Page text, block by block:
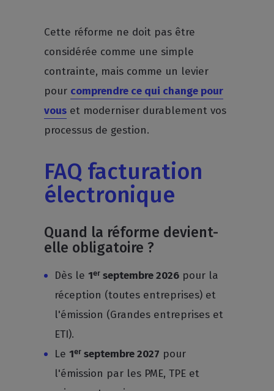
Cette réforme ne doit pas être
considérée comme une simple
contrainte, mais comme un levier
pour comprendre ce qui change pour
vous et moderniser durablement vos
processus de gestion.
FAQ facturation
électronique
Quand la réforme devient-
elle obligatoire ?
Dès le1ᵉʳ septembre 2026 pour la
réception (toutes entreprises) et
l'émission (Grandes entreprises et
ETI).
Le1ᵉʳ septembre 2027 pour
l'émission par les PME, TPE et